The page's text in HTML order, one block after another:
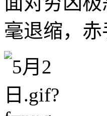
毫退缩，